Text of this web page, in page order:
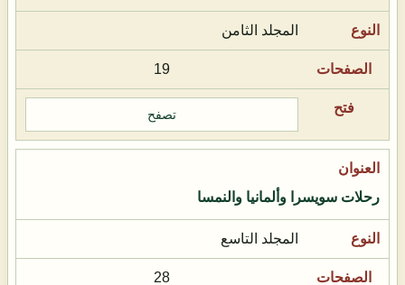
المجلد الثامن
19
تصفح
رحلات سويسرا وألمانيا والنمسا
المجلد التاسع
28